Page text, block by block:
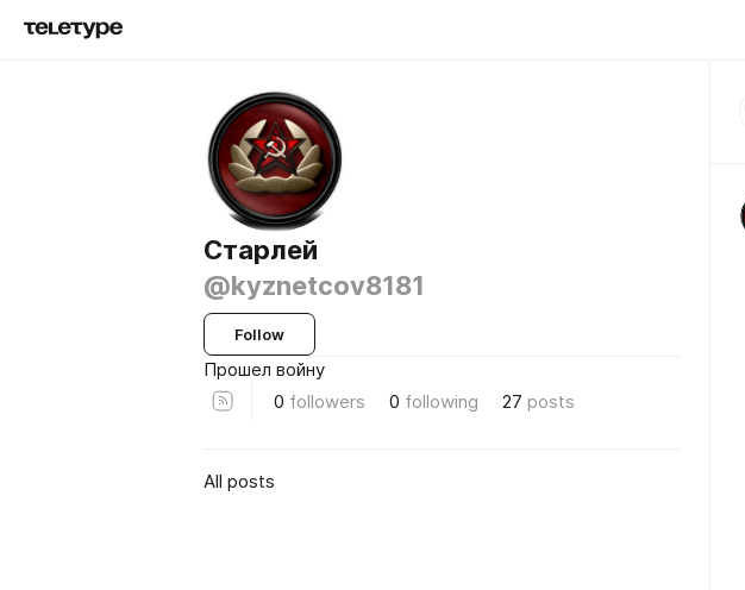
Старлей
@kyznetcov8181
Follow
Прошел войну
0 followers 0 following 27 posts
All posts